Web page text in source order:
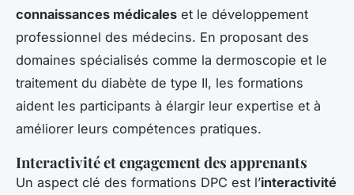
connaissances médicales et le développement
professionnel des médecins. En proposant des
domaines spécialisés comme la dermoscopie et le
traitement du diabète de type II, les formations
aident les participants à élargir leur expertise et à
améliorer leurs compétences pratiques.
Interactivité et engagement des apprenants
Un aspect clé des formations DPC est l’interactivité